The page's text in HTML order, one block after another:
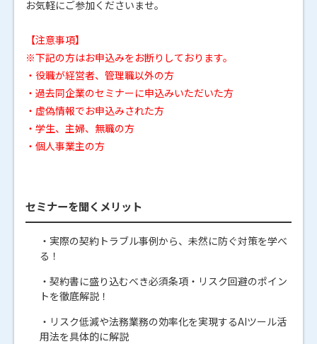
お気軽にご参加くださいませ。
【注意事項】
※下記の方はお申込みをお断りしております。
・役職が経営者、管理職以外の方
・過去同企業のセミナーに申込みいただいた方
・虚偽情報でお申込みされた方
・学生、主婦、無職の方
・個人事業主の方
セミナーを聞くメリット
・実際の契約トラブル事例から、未然に防ぐ対策を学べ
る！
・契約書に盛り込むべき必須条項・リスク回避のポイン
トを徹底解説！
・リスク低減や法務業務の効率化を実現するAIツール活
用法を具体的に解説